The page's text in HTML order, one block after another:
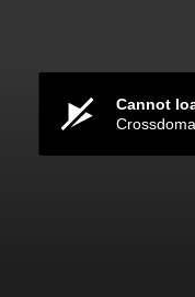
Cannot